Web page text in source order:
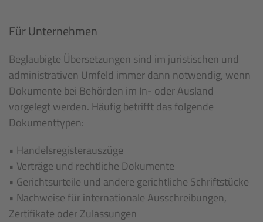
Für Unternehmen
Beglaubigte Übersetzungen sind im juristischen und
administrativen Umfeld immer dann notwendig, wenn
Dokumente bei Behörden im In- oder Ausland
vorgelegt werden. Häufig betrifft das folgende
Dokumenttypen:
• Handelsregisterauszüge
• Verträge und rechtliche Dokumente
• Gerichtsurteile und andere gerichtliche Schriftstücke
• Nachweise für internationale Ausschreibungen,
Zertifikate oder Zulassungen